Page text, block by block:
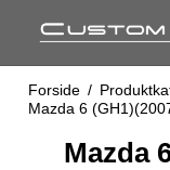
Forside /
Mazda 6
Mazda